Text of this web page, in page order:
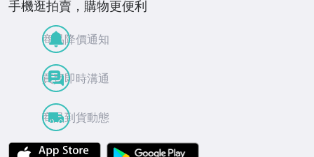
手機逛拍賣，購物更便利
商品降價通知
買賣即時溝通
商品到貨動態
APP Store